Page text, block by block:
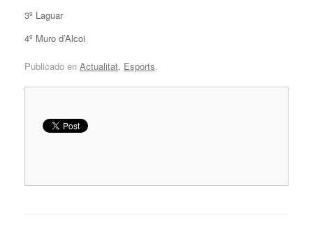
3º Laguar
4º Muro d’Alcoi
Publicado en Actualitat, Esports.